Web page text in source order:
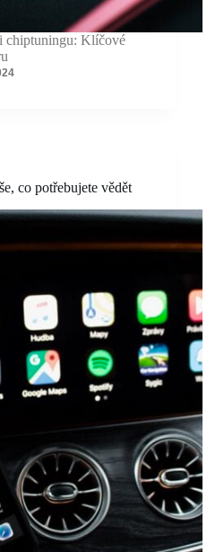
chiptuningu: Klíčové
co potřebujete vědět